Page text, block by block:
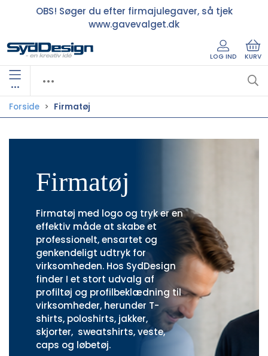
OBS! Søger du efter firmajulegaver, så tjek
www.gavevalget.dk
LOG IND KURV
•••
Forside Firmatøj
Firmatøj
Firmatøj med logo og tryk er en
effektiv måde at skabe et
professionelt, ensartet og
genkendeligt udtryk for
virksomheden. Hos SydDesign
finder I et stort udvalg af
profiltøj og profilbeklædning til
virksomheder, herunder T-
shirts, poloshirts, jakker,
skjorter, sweatshirts,veste,
caps og løbetøj.